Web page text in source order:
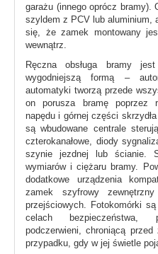
garażu (innego oprócz bramy).
szyldem z PCV lub aluminium,
się, że zamek montowany
wewnątrz.
Ręczna obsługa bramy
wygodniejszą formą –
automatyki tworzą przede
on porusza bramę poprzez
napędu i górnej części
są wbudowane centrale
czterokanałowe, diody
szynie jezdnej lub ścianie.
wymiarów i ciężaru bramy.
dodatkowe urządzenia
zamek szyfrowy
przejściowych. Fotokomórki
celach bezpieczeństwa,
podczerwieni, chroniącą
przypadku, gdy w jej świetle